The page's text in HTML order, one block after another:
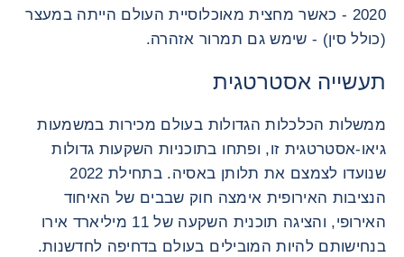
2020 - כאשר מחצית מאוכלוסיית העולם הייתה במעצר
(כולל סין) - שימש גם תמרור אזהרה.
תעשייה אסטרטגית
ממשלות הכלכלות הגדולות בעולם מכירות במשמעות
גיאו-אסטרטגית זו, ופתחו בתוכניות השקעות גדולות
שנועדו לצמצם את תלותן באסיה. בתחילת 2022
הנציבות האירופית אימצה חוק שבבים של האיחוד
האירופי, והציגה תוכנית השקעה של 11 מיליארד אירו
בנחישותם להיות המובילים בעולם בדחיפה לחדשנות.